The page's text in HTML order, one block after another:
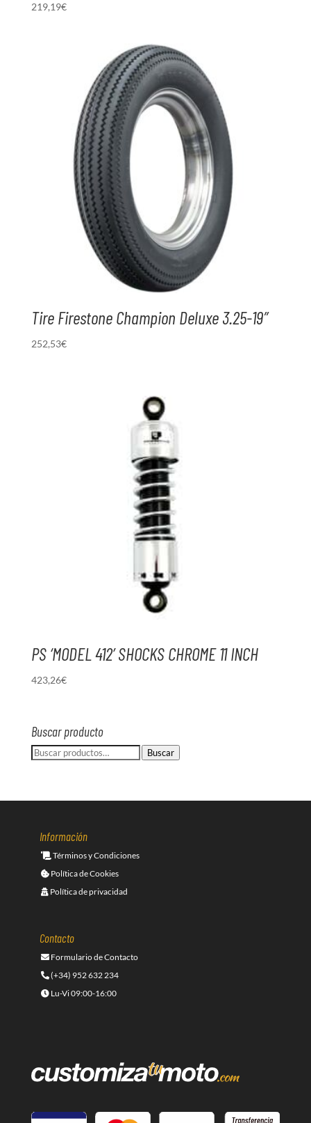
219,19€
Tire Firestone Champion Deluxe 3.25-19″
252,53€
PS ‘MODEL 412’ SHOCKS CHROME 11 INCH
423,26€
Buscar producto
Buscar
Buscar
Información
Términos y Condiciones
Política de Cookies
Política de privacidad
Contacto
Formulario de Contacto
(+34) 952 632 234
Lu-Vi 09:00-16:00